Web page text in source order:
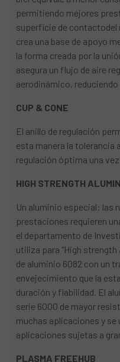
permitiendo mejores
superficie de contactodel
crea una base de apoyo
la forma creada por la
asegura un flujo de aire
aerodinámico,
CUP & CONE
El anillo de regulación
esta manera la tolerancia
regulación óptima una
HIGH STRENGTH
Un aluminio especial: las
prestaciones requieren
el departamento de
utiliza para "High
de aluminio 6082 con un
envejecimiento que la
duración y fiabilidad. El
serie 6000 de mayor
muchas aplicaciones y se
aplicaciones sujetas a
PLASMA FREEHUB